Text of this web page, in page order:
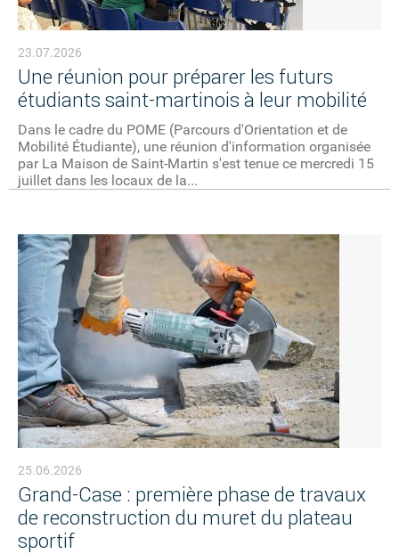
23.07.2026
Une réunion pour préparer les futurs
étudiants saint-martinois à leur mobilité
Dans le cadre du POME (Parcours d'Orientation et de
Mobilité Étudiante), une réunion d'information organisée
par La Maison de Saint-Martin s'est tenue ce mercredi 15
juillet dans les locaux de la...
25.06.2026
Grand-Case : première phase de travaux
de reconstruction du muret du plateau
sportif